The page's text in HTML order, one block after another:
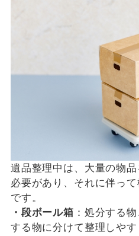
遺品整理中は、大量の物
必要があり、それに伴っ
です。
・段ボール箱 ：処分する
する物に分けて整理しやす